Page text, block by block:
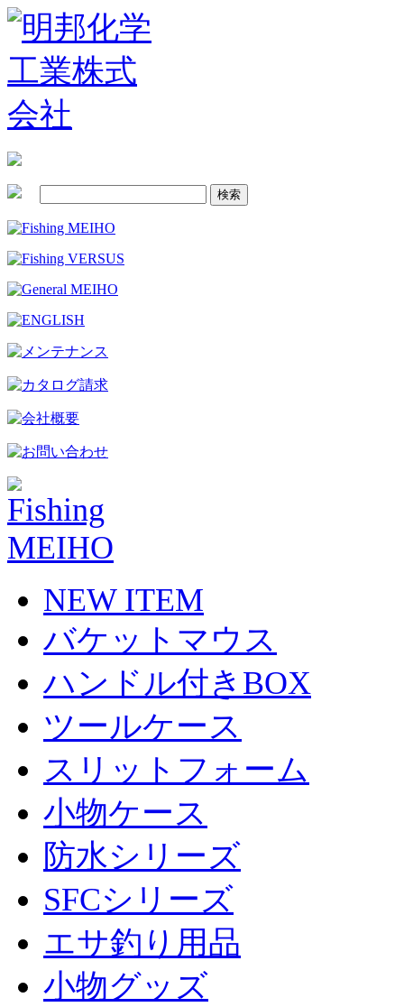
NEW ITEM
バケットマウス
ハンドル付きBOX
ツールケース
スリットフォーム
小物ケース
防水シリーズ
SFCシリーズ
エサ釣り用品
小物グッズ